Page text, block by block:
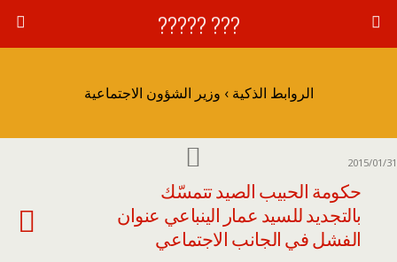
??? ?????
الروابط الذكية › وزير الشؤون الاجتماعية
2015/01/31
حكومة الحبيب الصيد تتمسّك
بالتجديد للسيد عمار الينباعي عنوان
الفشل في الجانب الاجتماعي